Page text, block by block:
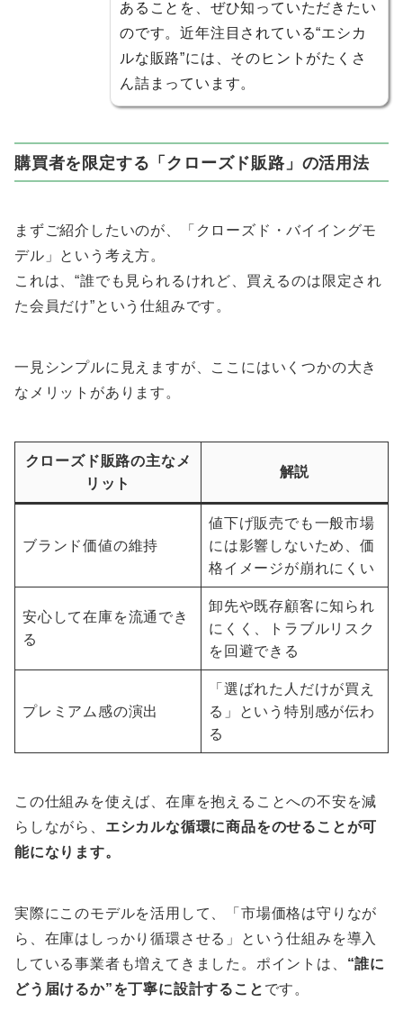
あることを、ぜひ知っていただきたい
のです。近年注目されている“エシカ
ルな販路”には、そのヒントがたくさ
ん詰まっています。
購買者を限定する「クローズド販路」の活用法
まずご紹介したいのが、「クローズド・バイイングモ
デル」という考え方。
これは、“誰でも見られるけれど、買えるのは限定され
た会員だけ”という仕組みです。
一見シンプルに見えますが、ここにはいくつかの大き
なメリットがあります。
クローズド販路の主なメ
リット
解説
ブランド価値の維持
値下げ販売でも一般市場
には影響しないため、価
格イメージが崩れにくい
安心して在庫を流通でき
る
卸先や既存顧客に知られ
にくく、トラブルリスク
を回避できる
プレミアム感の演出
「選ばれた人だけが買え
る」という特別感が伝わ
る
この仕組みを使えば、在庫を抱えることへの不安を減
らしながら、 エシカルな循環に商品をのせることが可
能になります。
実際にこのモデルを活用して、「市場価格は守りなが
ら、在庫はしっかり循環させる」という仕組みを導入
している事業者も増えてきました。ポイントは、 “誰に
どう届けるか”を丁寧に設計すること です。